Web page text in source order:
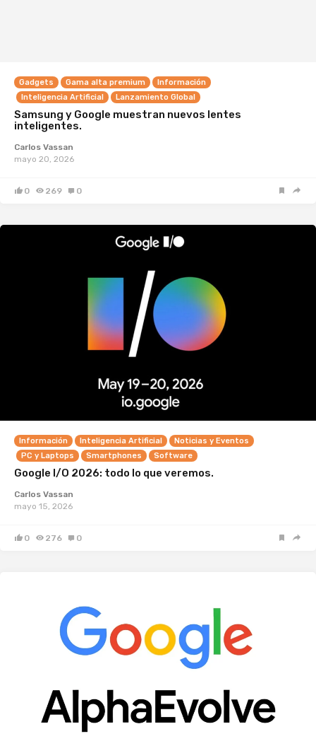
Gadgets Gama alta premium
Información
Inteligencia Artificial
Lanzamiento Global
Samsung y Google muestran nuevos lentes
inteligentes.
Carlos Vassan
mayo 20, 2026
0 269 0
Información Inteligencia Artificial
Noticias y Eventos
PC y Laptops
Smartphones Software
Google I/O 2026: todo lo que veremos.
Carlos Vassan
mayo 15, 2026
0 276 0